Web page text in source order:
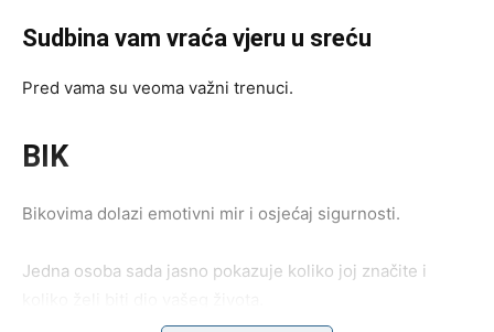
Sudbina vam vraća vjeru u sreću
Pred vama su veoma važni trenuci.
BIK
Bikovima dolazi emotivni mir i osjećaj sigurnosti.
Jedna osoba sada jasno pokazuje koliko joj značite i